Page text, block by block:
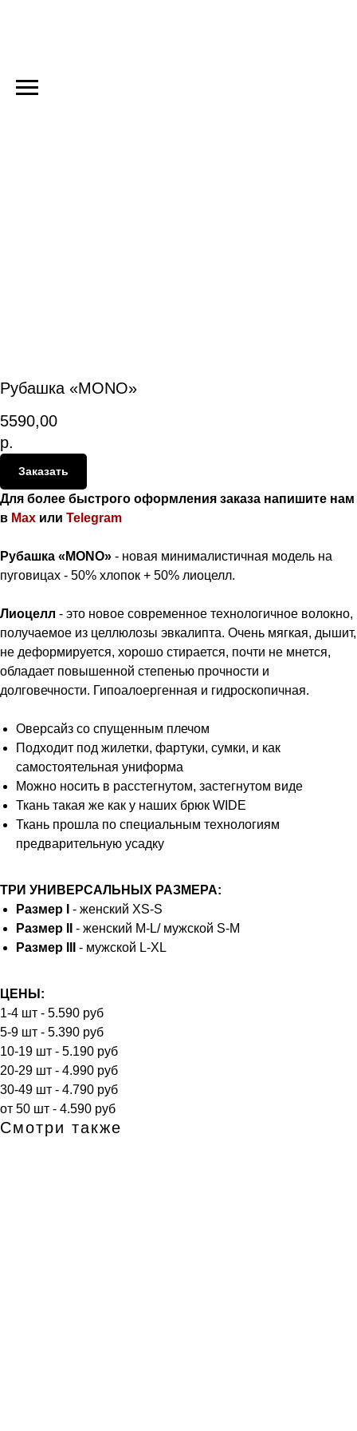
Рубашка «MONO»
5590,00
р.
Заказать
Для более быстрого оформления заказа напишите нам
в Max или Telegram
Рубашка «MONO» - новая минималистичная модель на
пуговицах - 50% хлопок + 50% лиоцелл.
Лиоцелл - это новое современное технологичное волокно,
получаемое из целлюлозы эвкалипта. Очень мягкая, дышит,
не деформируется, хорошо стирается, почти не мнется,
обладает повышенной степенью прочности и
долговечности. Гипоалоергенная и гидроскопичная.
Оверсайз со спущенным плечом
Подходит под жилетки, фартуки, сумки, и как
самостоятельная униформа
Можно носить в расстегнутом, застегнутом виде
Ткань такая же как у наших брюк WIDE
Ткань прошла по специальным технологиям
предварительную усадку
ТРИ УНИВЕРСАЛЬНЫХ РАЗМЕРА:
Размер I
- женский XS-S
Размер II
- женский M-L/ мужской S-M
Размер III
- мужской L-XL
ЦЕНЫ:
1-4 шт - 5.590 руб
5-9 шт - 5.390 руб
10-19 шт - 5.190 руб
20-29 шт - 4.990 руб
30-49 шт - 4.790 руб
от 50 шт - 4.590 руб
Смотри также